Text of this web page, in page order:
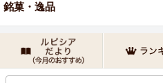
銘菓・逸品